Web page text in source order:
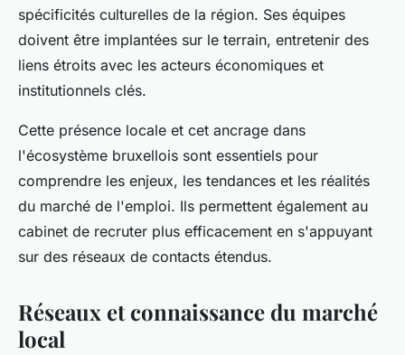
spécificités culturelles de la région. Ses équipes
doivent être implantées sur le terrain, entretenir des
liens étroits avec les acteurs économiques et
institutionnels clés.
Cette présence locale et cet ancrage dans
l'écosystème bruxellois sont essentiels pour
comprendre les enjeux, les tendances et les réalités
du marché de l'emploi. Ils permettent également au
cabinet de recruter plus efficacement en s'appuyant
sur des réseaux de contacts étendus.
Réseaux et connaissance du marché
local